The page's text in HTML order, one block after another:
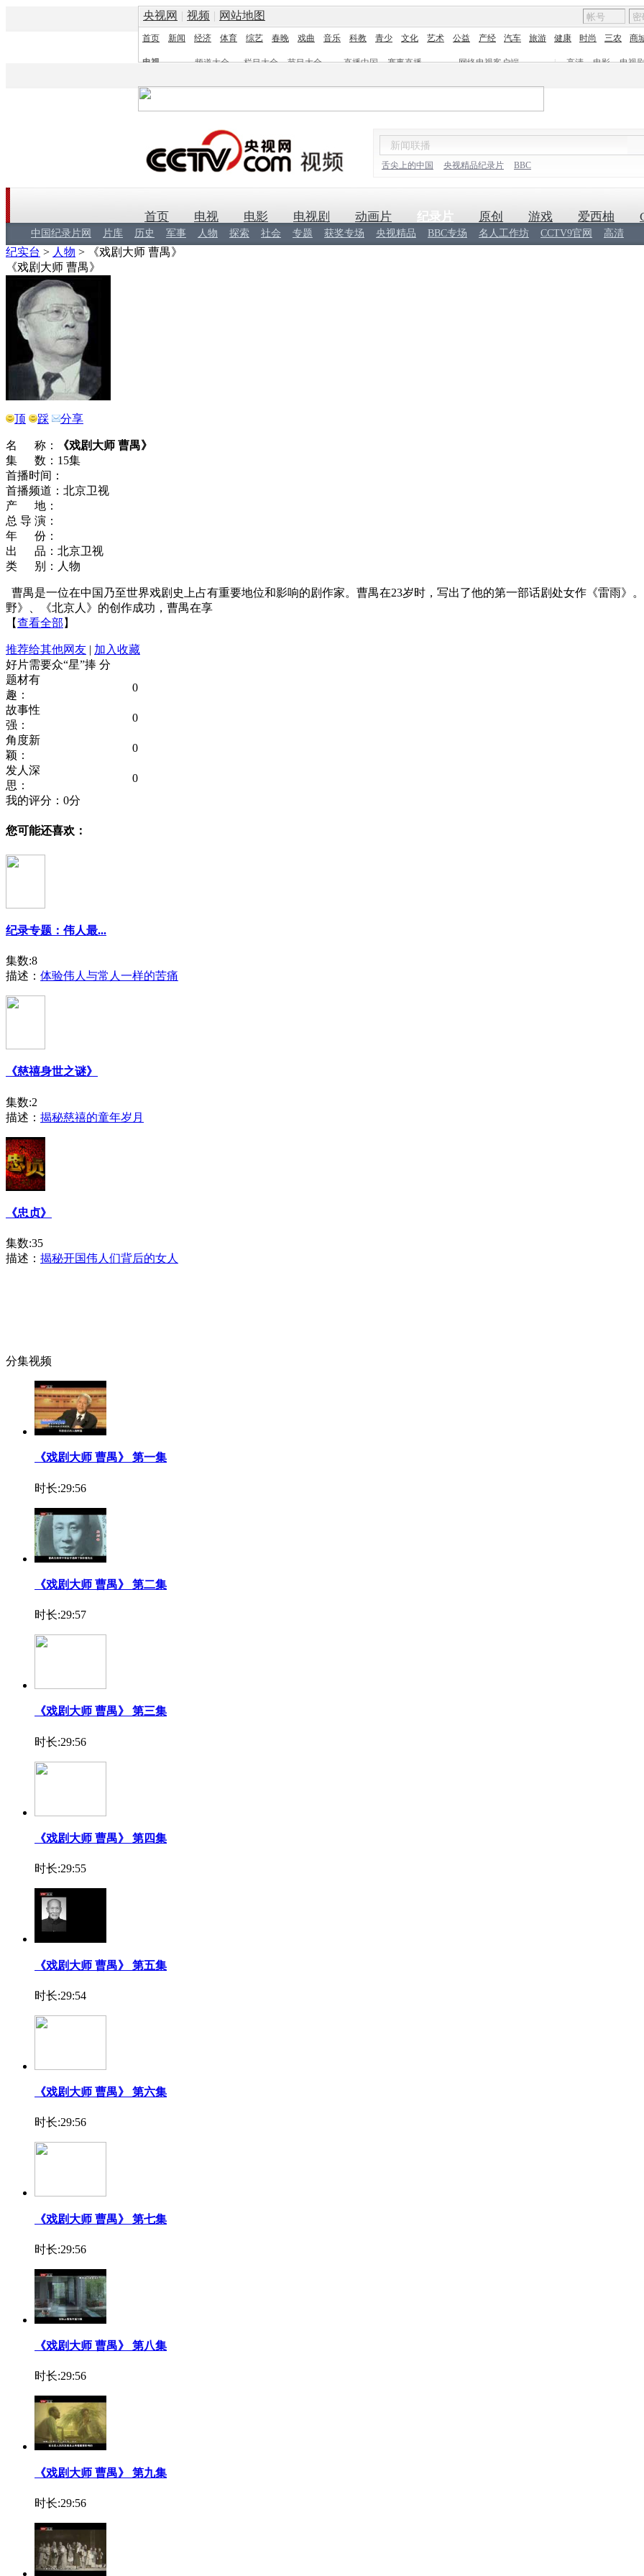
央视网 | 视频 | 网站地图
首页 新闻 经济 体育 综艺 春晚 戏曲 音乐 科教 青少 文化 艺术 公益 产经 汽车 旅游 健康 时尚 三农 商
电视 频道大全 栏目大全 节目大全 直播中国 赛事直播 网络电视客户端 | 高清 电影
电视
舌尖上的中国 央视精品纪录片 BBC
首页 电视 电影 电视剧 动画片 纪录片
中国纪录片网 片库 历史 军事 人物 探索 社会 专题 获奖专场 央视精品 BBC专场 名人工作坊 CCTV9官网 高清
原创 游戏 爱西柚
纪实台 > 人物 >
《戏剧大师 曹禺》
《戏剧大师 曹禺》
顶 踩 分享
名 称：
《戏剧大师 曹禺》
集 数：15集
首播时间：
首播频道：北京卫视
产 地：
总 导 演：
年 份：
出 品：北京卫视
类 别：人物
曹禺是一位在中国乃至世界戏剧史上占有重要地位和影响的剧作家。曹禺在23岁时，写出了他的第一部话剧处女作《雷雨》
野》、《北京人》的创作成功，曹禺在享
【查看全部 】
推荐给其他网友 | 加入收藏
好片需要众“星”捧 分
题材有
趣：
0
故事性
强：
0
角度新
颖：
0
发人深
思：
0
我的评分： 0分
您可能还喜欢：
纪录专题：伟人最...
集数:8
描述： 体验伟人与常人一样的苦痛
《慈禧身世之谜》
集数:2
描述： 揭秘慈禧的童年岁月
《忠贞》
集数:35
描述： 揭秘开国伟人们背后的女人
分集视频
《戏剧大师 曹禺》 第一集
时长:29:56
《戏剧大师 曹禺》 第二集
时长:29:57
《戏剧大师 曹禺》 第三集
时长:29:56
《戏剧大师 曹禺》 第四集
时长:29:55
《戏剧大师 曹禺》 第五集
时长:29:54
《戏剧大师 曹禺》 第六集
时长:29:56
《戏剧大师 曹禺》 第七集
时长:29:56
《戏剧大师 曹禺》 第八集
时长:29:56
《戏剧大师 曹禺》 第九集
时长:29:56